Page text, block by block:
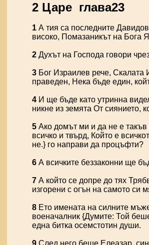
2 Царе глава23
1 А тия са последните
високо, Помазаникът на Бога
2 Духът на Господа говори
3 Бог Израилев рече, Скалата
праведен, Нека бъде един,
4 И ще бъде като утринна
никне из земята От сиянието,
5 Ако домът ми и да не е
всичко и твърд, Който е
не.} го направи да процъфти?
6 А всичките беззаконни ще
7 А който се допре до тях
изгорени с огън на самото си
8 Ето имената на силните
военачалник {Думите: Той
една битка осемстотин души.
9 След него беше Елеазар,